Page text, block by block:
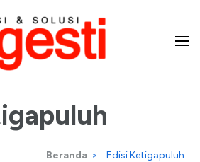
Beranda > Edisi Ketigapuluh